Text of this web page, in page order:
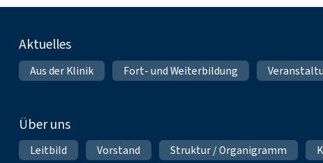
Fußnavigation
Aktuelles
Aus der Klinik Fort- und Weiterbildung
Über uns
Leitbild Vorstand Struktur / Organigramm